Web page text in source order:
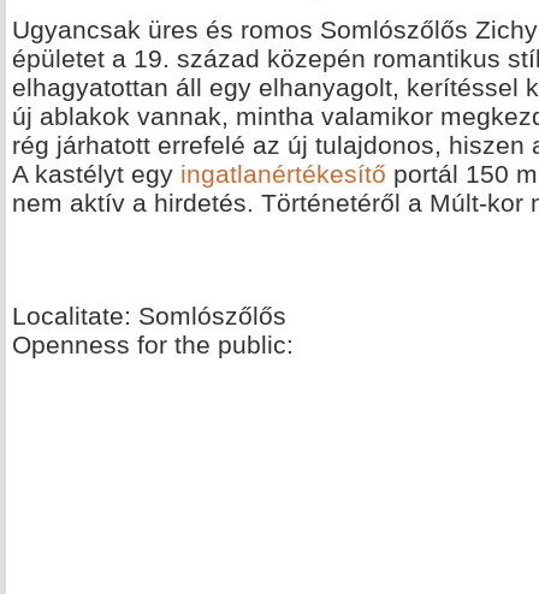
Ugyancsak üres és romos Somlószőlős
épületet a 19. század közepén romantikus
elhagyatottan áll egy elhanyagolt, kerítéssel
új ablakok vannak, mintha valamikor
rég járhatott errefelé az új tulajdonos,
A kastélyt egy ingatlanértékesítő portál 150
nem aktív a hirdetés. Történetéről a Múlt-
Localitate: Somlószőlős
Openness for the public: